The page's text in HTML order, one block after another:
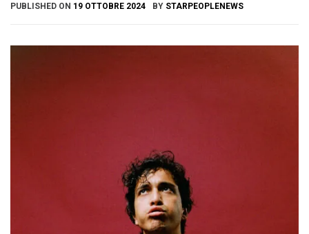
PUBLISHED ON 19 OTTOBRE 2024 BY STARPEOPLENEWS